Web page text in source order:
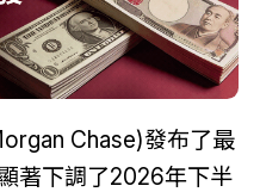
Chase)發布了最
著下調了2026年下半